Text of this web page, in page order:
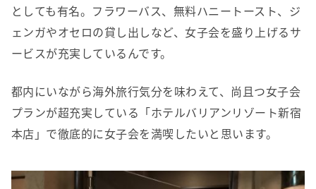
としても有名。フラワーバス、無料ハニートースト、ジ
ェンガやオセロの貸し出しなど、女子会を盛り上げるサ
ービスが充実しているんです。
都内にいながら海外旅行気分を味わえて、尚且つ女子会
プランが超充実している「ホテルバリアンリゾート新宿
本店」で徹底的に女子会を満喫したいと思います。